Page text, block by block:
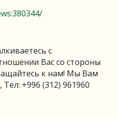
с
Вас со стороны
к нам! Мы Вам
, Тел: +996 (312) 961960